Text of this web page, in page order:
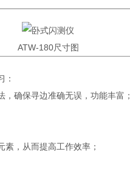
ATW-180尺寸图
：
确保寻边准确无误，功能丰富；
，从而提高工作效率；